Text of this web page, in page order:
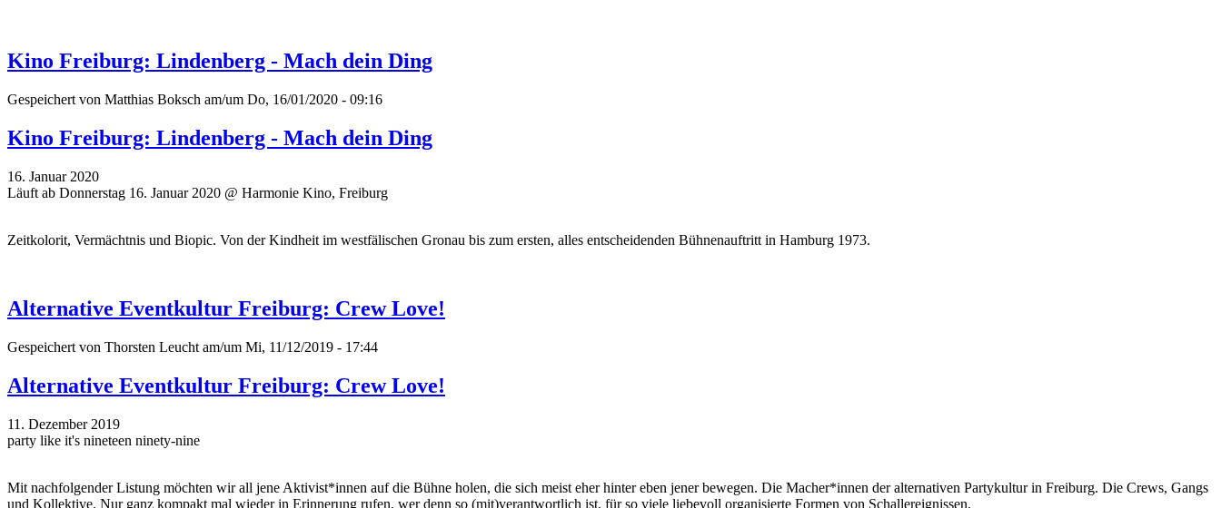
Kino Freiburg: Lindenberg - Mach dein Ding
Gespeichert von Matthias Boksch am/um Do, 16/01/2020 - 09:16
Kino Freiburg: Lindenberg - Mach dein Ding
16. Januar 2020
Läuft ab Donnerstag 16. Januar 2020 @ Harmonie Kino, Freiburg
Zeitkolorit, Vermächtnis und Biopic. Von der Kindheit im westfälischen Gronau bis zum ersten, alles entscheidenden Bühnenauftritt in Hamburg 1973.
Alternative Eventkultur Freiburg: Crew Love!
Gespeichert von Thorsten Leucht am/um Mi, 11/12/2019 - 17:44
Alternative Eventkultur Freiburg: Crew Love!
11. Dezember 2019
party like it's nineteen ninety-nine
Mit nachfolgender Listung möchten wir all jene Aktivist*innen auf die Bühne holen, die sich meist eher hinter eben jener bewegen. Die Macher*innen der alternativen Partykultur in Freiburg. Die Crews, Gangs
und Kollektive. Nur ganz kompakt mal wieder in Erinnerung rufen, wer denn so (mit)verantwortlich ist, für so viele liebevoll organisierte Formen von Schallereignissen.